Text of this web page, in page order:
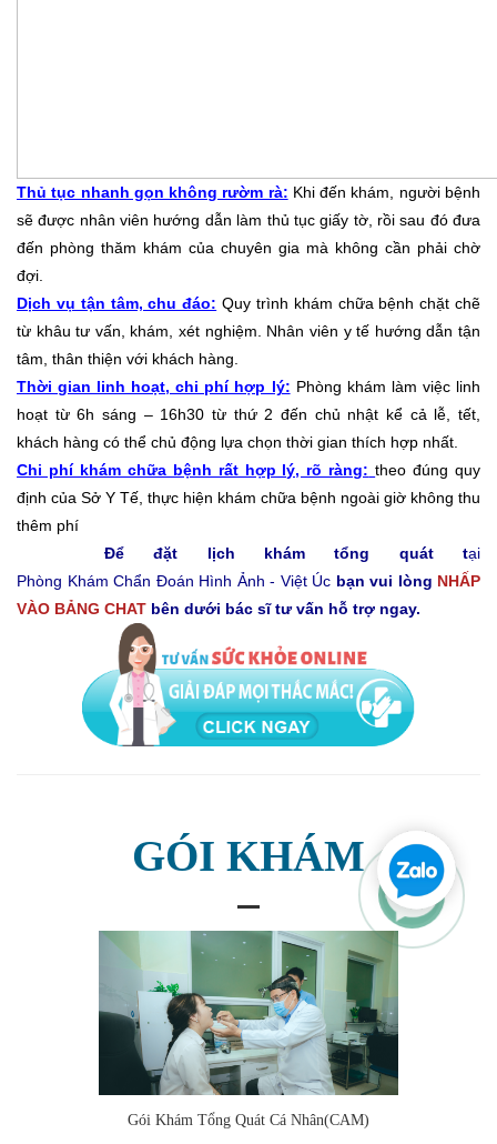
Thủ tục nhanh gọn không rườm rà: Khi đến khám, người bệnh
sẽ được nhân viên hướng dẫn làm thủ tục giấy tờ, rồi sau đó đưa
đến phòng thăm khám của chuyên gia mà không cần phải chờ
đợi.
Dịch vụ tận tâm, chu đáo: Quy trình khám chữa bệnh chặt chẽ
từ khâu tư vấn, khám, xét nghiệm. Nhân viên y tế hướng dẫn tận
tâm, thân thiện với khách hàng.
Thời gian linh hoạt, chi phí hợp lý: Phòng khám làm việc linh
hoạt từ 6h sáng – 16h30 từ thứ 2 đến chủ nhật kể cả lễ, tết,
khách hàng có thể chủ động lựa chọn thời gian thích hợp nhất.
Chi phí khám chữa bệnh rất hợp lý, rõ ràng: theo đúng quy
định của Sở Y Tế, thực hiện khám chữa bệnh ngoài giờ không thu
thêm phí
Để đặt lịch khám tổng quát tại
Phòng Khám Chẩn Đoán Hình Ảnh - Việt Úc bạn vui lòng NHẤP
VÀO BẢNG CHAT bên dưới bác sĩ tư vấn hỗ trợ ngay.
GÓI KHÁM
Gói Khám Tổng Quát Cá Nhân(CAM)